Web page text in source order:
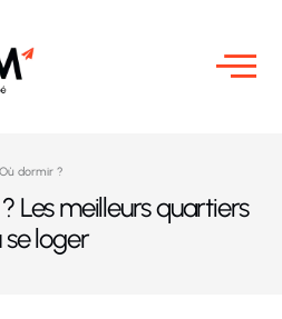
Où dormir ?
Les meilleurs quartiers
se loger